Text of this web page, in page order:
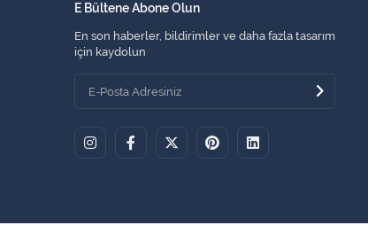
E Bültene Abone Olun
En son haberler, bildirimler ve daha fazla tasarım
için kaydolun